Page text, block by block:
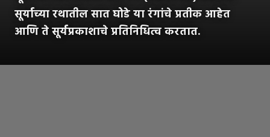
सूर्याच्या रथातील सात घोडे या रंगांचे प्रतीक आहेत
आणि ते सूर्यप्रकाशाचे प्रतिनिधित्व करतात.